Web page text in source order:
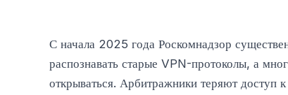
С начала 2025 года Роскомнадзор
распознавать старые VPN-протоколы, а
открываться. Арбитражники теряют доступ